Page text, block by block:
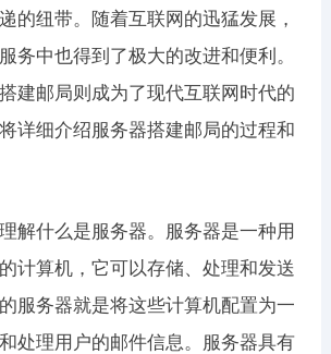
的纽带。随着互联网的迅猛发展，
务中也得到了极大的改进和便利。
建邮局则成为了现代互联网时代的
详细介绍服务器搭建邮局的过程和
解什么是服务器。服务器是一种用
计算机，它可以存储、处理和发送
服务器就是将这些计算机配置为一
处理用户的邮件信息。服务器具有